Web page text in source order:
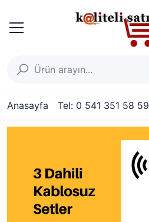
Anasayfa Tel: 0 541 351 58 59